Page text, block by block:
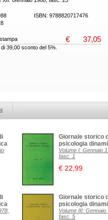
ISBN: 9788820717476
€ 37,05
39,00 sconto del 5%.
Giornale storico
psicologia
Volume I: Gennaio
fasc. 1
€ 22,99
Giornale storico
psicologia
Volume III: Gennaio
fasc. 5